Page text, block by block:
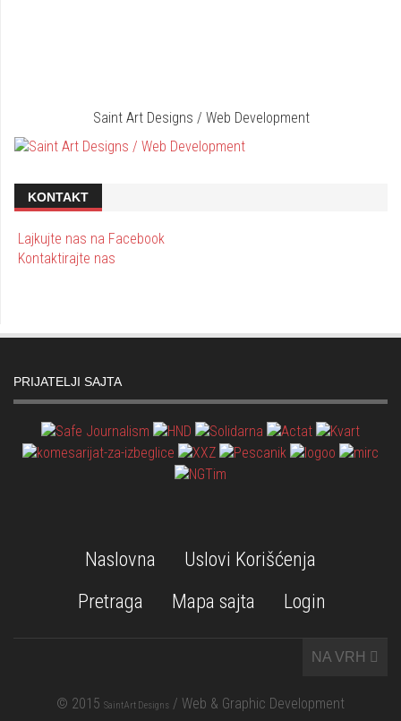
Saint Art Designs / Web Development
KONTAKT
Lajkujte nas na Facebook
Kontaktirajte nas
PRIJATELJI SAJTA
Naslovna
Uslovi Korišćenja
Pretraga
Mapa sajta Login
NA VRH
© 2015 SaintArt Designs / Web & Graphic Development